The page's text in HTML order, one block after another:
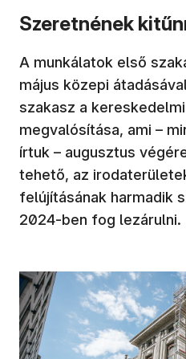
Szeretnének
A munkálatok első
május közepi
szakasz a
megvalósítása, ami –
írtuk – augusztus
tehető, az
felújításának harmadik
2024-ben fog lezárulni.